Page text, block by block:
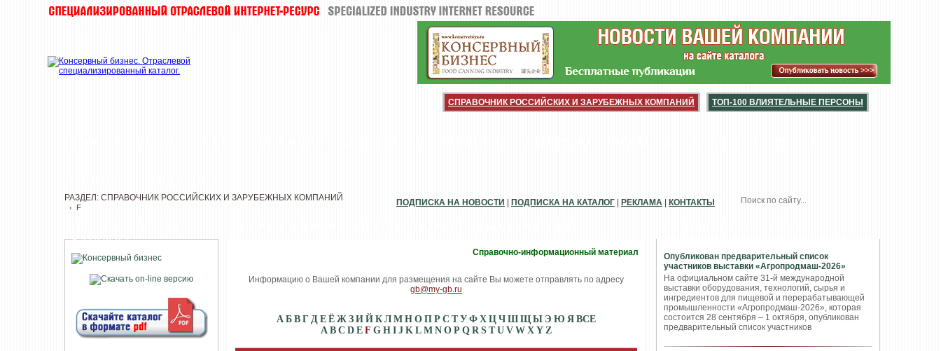
СПРАВОЧНИК РОССИЙСКИХ И ЗАРУБЕЖНЫХ КОМПАНИЙ ТОП-100 ВЛИЯТЕЛЬНЫЕ ПЕРСОНЫ
КАТАЛОГА
Опубликован предварительный список
участников выставки «Агропродмаш-2026»
На официальном сайте 31-й международной
выставки оборудования, технологий, сырья и
ингредиентов для пищевой и перерабатывающей
промышленности «Агропродмаш-2026», которая
состоится 28 сентября – 1 октября, опубликован
предварительный список участников
РАЗДЕЛ: СПРАВОЧНИК РОССИЙСКИХ И ЗАРУБЕЖНЫХ КОМПАНИЙ
› F ПОДПИСКА НА НОВОСТИ ПОДПИСКА НА КАТАЛОГ РЕКЛАМА КОНТАКТЫ
Справочно-информационный материал
Информацию о Вашей компании для размещения на сайте Вы можете отправлять по адресу
gb@my-gb.ru
А Б В Г Д Е Ё Ж З И Й К Л М Н О П Р С Т У Ф Х Ц Ч Ш Щ Ы Э Ю Я ВСЕ
A B C D E F G H I J K L M N O P Q R S T U V W X Y Z